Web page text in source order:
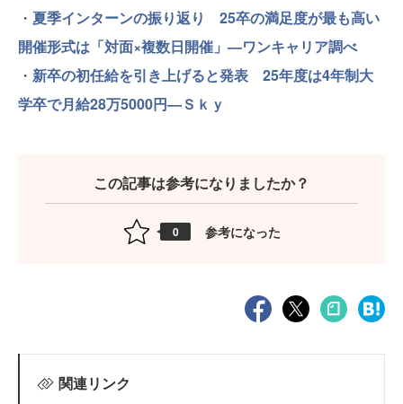
・ 夏季インターンの振り返り 25卒の満足度が最も高い
開催形式は「対面×複数日開催」—ワンキャリア調べ
・ 新卒の初任給を引き上げると発表 25年度は4年制大
学卒で月給28万5000円—Ｓｋｙ
この記事は参考になりましたか？
0 参考になった
関連リンク